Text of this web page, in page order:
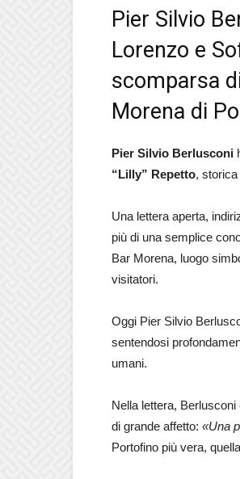
Pier Silvio
Lorenzo e
scomparsa
Morena di
Pier Silvio Berlusconi
“Lilly” Repetto,
Una lettera aperta,
più di una semplice
Bar Morena, luogo
visitatori.
Oggi Pier Silvio
sentendosi
umani.
Nella lettera,
di grande affetto: «Una
Portofino più vera,